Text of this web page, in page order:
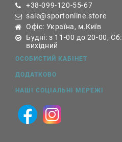
+38-099-120-55-67
sale@sportonline.store
Офіс: Україна, м.Київ
Будні: з 11-00 до 20-00,
вихідний
ОСОБИСТИЙ КАБІНЕТ
ДОДАТКОВО
НАШІ СОЦІАЛЬНІ МЕРЕЖІ